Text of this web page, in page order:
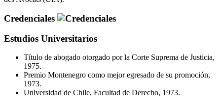
Credenciales
Estudios Universitarios
Título de abogado otorgado por la Corte Suprema de Justicia,
1975.
Premio Montenegro como mejor egresado de su promoción,
1973.
Universidad de Chile, Facultad de Derecho, 1973.